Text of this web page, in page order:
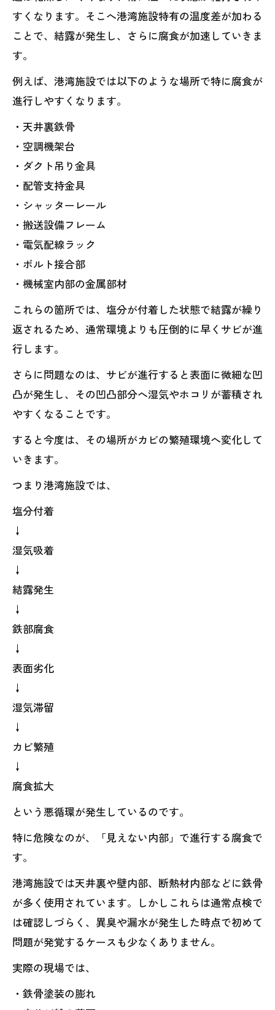
すくなります。そこへ港湾施設特有の温度差が加わる
ことで、結露が発生し、さらに腐食が加速していきま
す。
例えば、港湾施設では以下のような場所で特に腐食が
進行しやすくなります。
・天井裏鉄骨
・空調機架台
・ダクト吊り金具
・配管支持金具
・シャッターレール
・搬送設備フレーム
・電気配線ラック
・ボルト接合部
・機械室内部の金属部材
これらの箇所では、塩分が付着した状態で結露が繰り
返されるため、通常環境よりも圧倒的に早くサビが進
行します。
さらに問題なのは、サビが進行すると表面に微細な凹
凸が発生し、その凹凸部分へ湿気やホコリが蓄積され
やすくなることです。
すると今度は、その場所がカビの繁殖環境へ変化して
いきます。
つまり港湾施設では、
塩分付着
↓
湿気吸着
↓
結露発生
↓
鉄部腐食
↓
表面劣化
↓
湿気滞留
↓
カビ繁殖
↓
腐食拡大
という悪循環が発生しているのです。
特に危険なのが、「見えない内部」で進行する腐食で
す。
港湾施設では天井裏や壁内部、断熱材内部などに鉄骨
が多く使用されています。しかしこれらは通常点検で
は確認しづらく、異臭や漏水が発生した時点で初めて
問題が発覚するケースも少なくありません。
実際の現場では、
・鉄骨塗装の膨れ